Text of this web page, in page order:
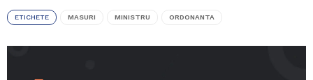
ETICHETE MASURI MINISTRU ORDONANTA